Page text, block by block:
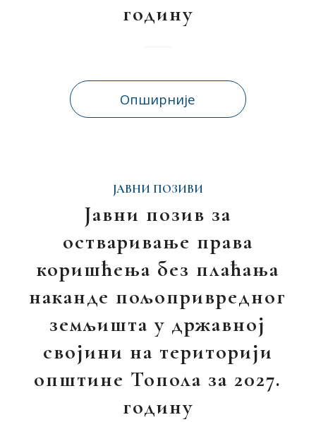
годину
Опширније
ЈАВНИ ПОЗИВИ
Јавни позив за
остваривање права
коришћења без плаћања
наканде пољопривредног
земљишта у државној
својини на територији
општине Топола за 2027.
годину